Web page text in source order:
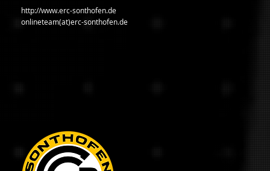
http://www.erc-sonthofen.de
onlineteam(at)erc-sonthofen.de